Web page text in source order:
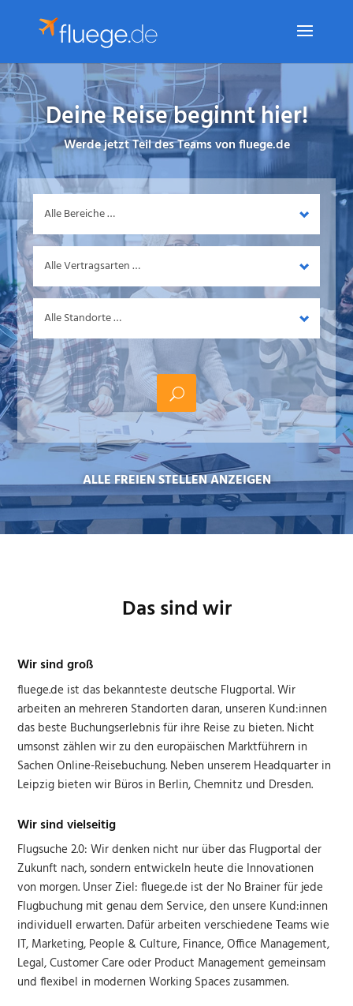
Deine Reise beginnt hier!
Werde jetzt Teil des Teams von fluege.de
Bereich
Vertragsart
Standort
ALLE FREIEN STELLEN ANZEIGEN
Das sind wir
Wir sind groß
fluege.de ist das bekannteste deutsche Flugportal. Wir
arbeiten an mehreren Standorten daran, unseren Kund:innen
das beste Buchungserlebnis für ihre Reise zu bieten. Nicht
umsonst zählen wir zu den europäischen Marktführern in
Sachen Online-Reisebuchung. Neben unserem Headquarter in
Leipzig bieten wir Büros in Berlin, Chemnitz und Dresden.
Wir sind vielseitig
Flugsuche 2.0: Wir denken nicht nur über das Flugportal der
Zukunft nach, sondern entwickeln heute die Innovationen
von morgen. Unser Ziel: fluege.de ist der No Brainer für jede
Flugbuchung mit genau dem Service, den unsere Kund:innen
individuell erwarten. Dafür arbeiten verschiedene Teams wie
IT, Marketing, People & Culture, Finance, Office Management,
Legal, Customer Care oder Product Management gemeinsam
und flexibel in modernen Working Spaces zusammen.